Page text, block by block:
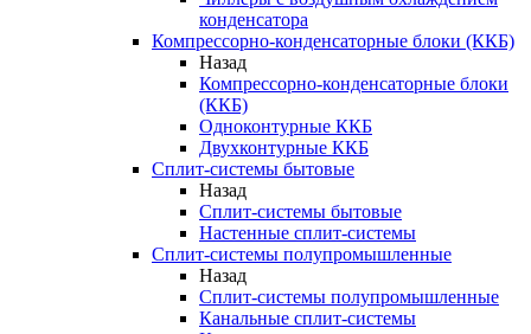
конденсатора
Компрессорно-конденсаторные блоки (ККБ)
Назад
Компрессорно-конденсаторные блоки
(ККБ)
Одноконтурные ККБ
Двухконтурные ККБ
Сплит-системы бытовые
Назад
Сплит-системы бытовые
Настенные сплит-системы
Сплит-системы полупромышленные
Назад
Сплит-системы полупромышленные
Канальные сплит-системы